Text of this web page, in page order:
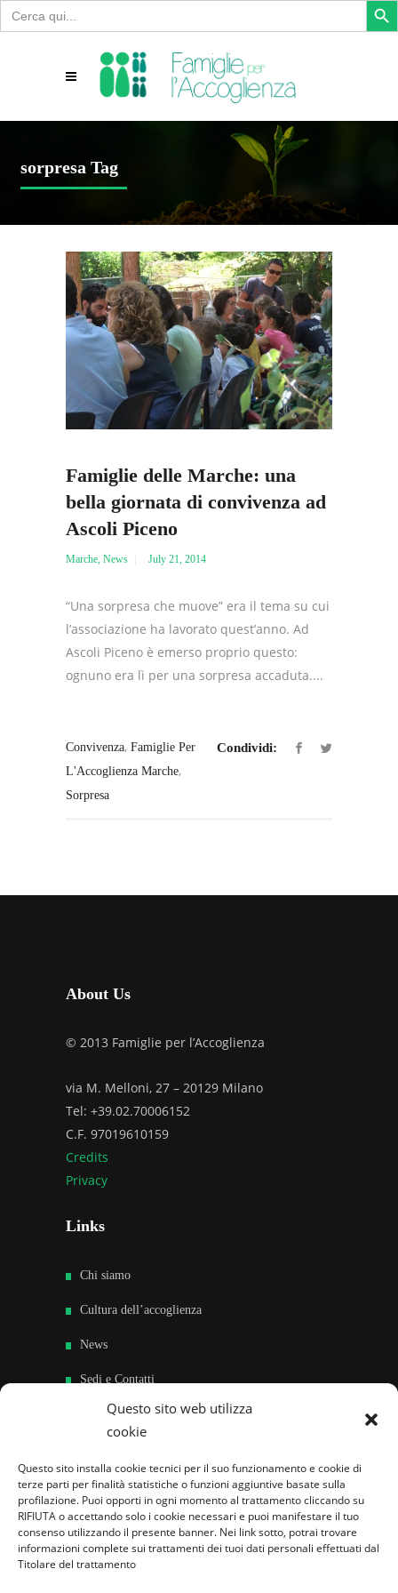
Questo sito web utilizza
cookie
Questo sito installa cookie tecnici per il suo funzionamento e cookie di
terze parti per finalità statistiche o funzioni aggiuntive basate sulla
profilazione. Puoi opporti in ogni momento al trattamento cliccando su
RIFIUTA o accettando solo i cookie necessari e puoi manifestare il tuo
consenso utilizzando il presente banner. Nei link sotto, potrai trovare
informazioni complete sui trattamenti dei tuoi dati personali effettuati dal
Titolare del trattamento
Search
for:
sorpresa Tag
Famiglie delle Marche: una
bella giornata di convivenza ad
Ascoli Piceno
Marche News July 21, 2014
“Una sorpresa che muove” era il tema su cui
l’associazione ha lavorato quest’anno. Ad
Ascoli Piceno è emerso proprio questo:
ognuno era lì per una sorpresa accaduta....
Convivenza, Famiglie Per
L'Accoglienza Marche,
Sorpresa
Condividi:
About Us
© 2013 Famiglie per l’Accoglienza
via M. Melloni, 27 – 20129 Milano
Tel: +39.02.70006152
C.F. 97019610159
Credits
Privacy
Links
Chi siamo
Cultura dell’accoglienza
News
Sedi e Contatti
Sostieni
Famiglie per l’accoglienza nel mondo